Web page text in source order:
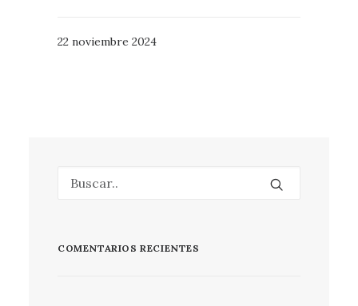
22 noviembre 2024
COMENTARIOS RECIENTES